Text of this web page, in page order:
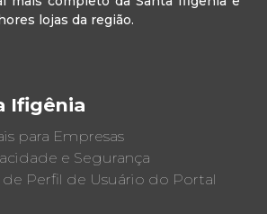
lojas da região.
Ifigênia
para Empresas
e Segurança
Perfil de Usuário do Portal